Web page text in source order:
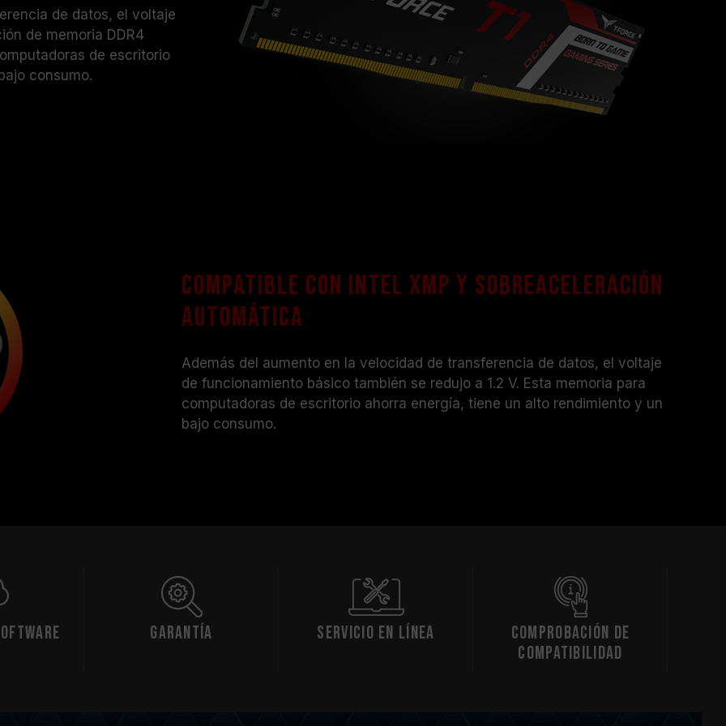
de datos, el voltaje
de memoria DDR4
de escritorio
consumo.
Compatible con Intel XMP y sobreaceleración
automática
Además del aumento en la velocidad de transferencia de datos, el voltaje
de funcionamiento básico también se redujo a 1.2 V. Esta memoria para
computadoras de escritorio ahorra energía, tiene un alto rendimiento y un
bajo consumo.
Garantía Servicio en línea
Comprobación de
compatibilidad